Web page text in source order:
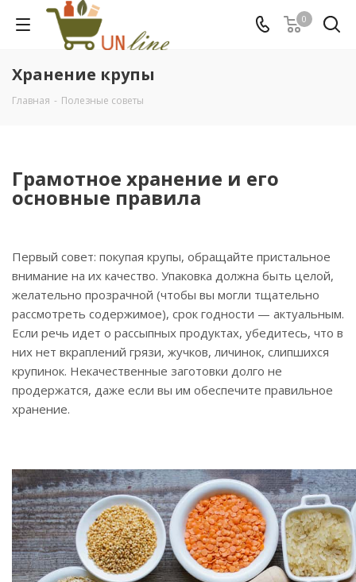
0
Хранение крупы
Главная - Полезные советы
Грамотное хранение и его
основные правила
Первый совет: покупая крупы, обращайте пристальное
внимание на их качество. Упаковка должна быть целой,
желательно прозрачной (чтобы вы могли тщательно
рассмотреть содержимое), срок годности — актуальным.
Если речь идет о рассыпных продуктах, убедитесь, что в
них нет вкраплений грязи, жучков, личинок, слипшихся
крупинок. Некачественные заготовки долго не
продержатся, даже если вы им обеспечите правильное
хранение.